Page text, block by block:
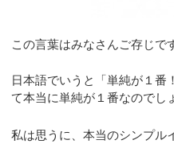
この言葉はみなさんご存じで
日本語でいうと「単純が１番
て本当に単純が１番なのでし
私は思うに、本当のシンプル